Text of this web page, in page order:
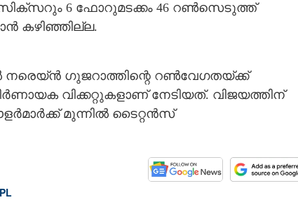
സിക്സറും 6 ഫോറുമടക്കം 46 റൺസെടുത്ത്
കഴിഞ്ഞില്ല.
നരെയ്ൻ ഗുജറാത്തിന്റെ റൺവേഗതയ്ക്ക്
വിക്കറ്റുകളാണ് നേടിയത്. വിജയത്തിന്
മുന്നിൽ ടൈറ്റൻസ്